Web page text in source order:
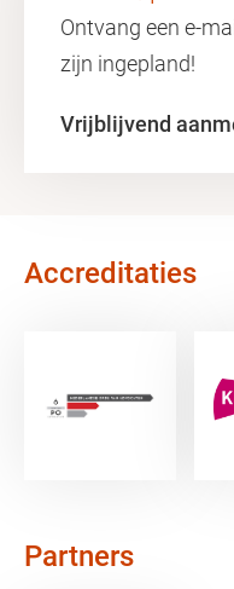
Ontvang een e-
zijn ingepland!
Vrijblijvend
Accreditaties
Partners